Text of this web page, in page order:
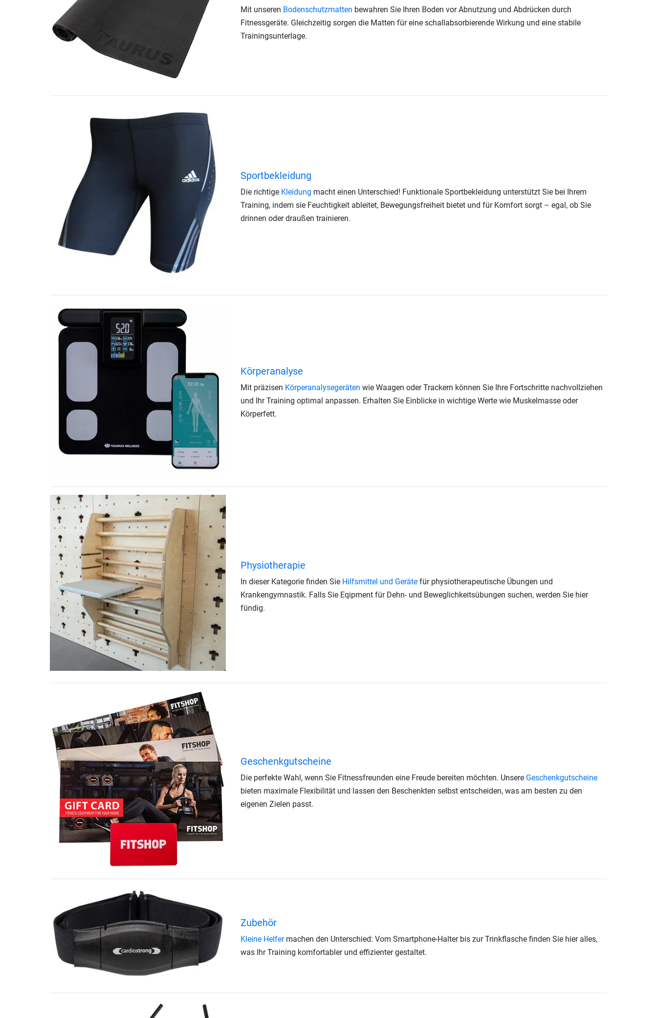
Mit unseren Bodenschutzmatten bewahren Sie Ihren Boden vor Abnutzung und Abdrücken durch
Fitnessgeräte. Gleichzeitig sorgen die Matten für eine schallabsorbierende Wirkung und eine stabile
Trainingsunterlage.
Sportbekleidung
Die richtige Kleidung macht einen Unterschied! Funktionale Sportbekleidung unterstützt Sie bei Ihrem
Training, indem sie Feuchtigkeit ableitet, Bewegungsfreiheit bietet und für Komfort sorgt – egal, ob Sie
drinnen oder draußen trainieren.
Körperanalyse
Mit präzisen Körperanalysegeräten wie Waagen oder Trackern können Sie Ihre Fortschritte nachvollziehen
und Ihr Training optimal anpassen. Erhalten Sie Einblicke in wichtige Werte wie Muskelmasse oder
Körperfett.
Physiotherapie
In dieser Kategorie finden Sie Hilfsmittel und Geräte für physiotherapeutische Übungen und
Krankengymnastik. Falls Sie Eqipment für Dehn- und Beweglichkeitsübungen suchen, werden Sie hier
fündig.
Geschenkgutscheine
Die perfekte Wahl, wenn Sie Fitnessfreunden eine Freude bereiten möchten. Unsere Geschenkgutscheine
bieten maximale Flexibilität und lassen den Beschenkten selbst entscheiden, was am besten zu den
eigenen Zielen passt.
Zubehör
Kleine Helfermachen den Unterschied: Vom Smartphone-Halter bis zur Trinkflasche finden Sie hier alles,
was Ihr Training komfortabler und effizienter gestaltet.